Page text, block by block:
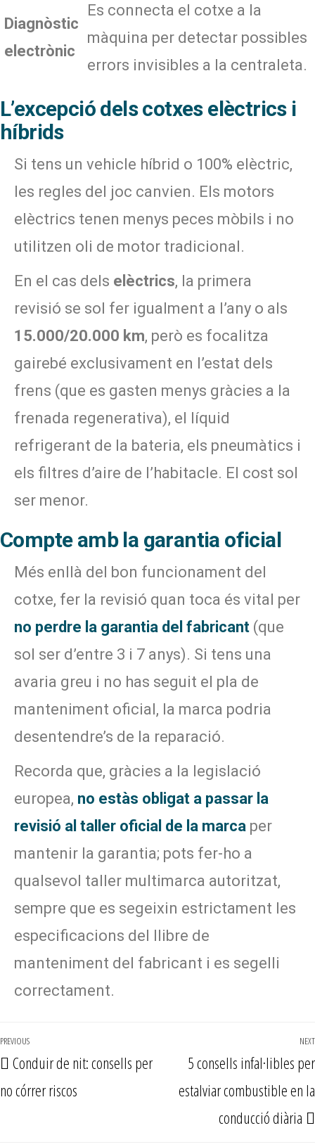
Diagnòstic
electrònic
Es connecta el cotxe a la
màquina per detectar possibles
errors invisibles a la centraleta.
L’excepció dels cotxes elèctrics i
híbrids
Si tens un vehicle híbrid o 100% elèctric,
les regles del joc canvien. Els motors
elèctrics tenen menys peces mòbils i no
utilitzen oli de motor tradicional.
En el cas dels elèctrics, la primera
revisió se sol fer igualment a l’any o als
15.000/20.000 km, però es focalitza
gairebé exclusivament en l’estat dels
frens (que es gasten menys gràcies a la
frenada regenerativa), el líquid
refrigerant de la bateria, els pneumàtics i
els filtres d’aire de l’habitacle. El cost sol
ser menor.
Compte amb la garantia oficial
Més enllà del bon funcionament del
cotxe, fer la revisió quan toca és vital per
no perdre la garantia del fabricant (que
sol ser d’entre 3 i 7 anys). Si tens una
avaria greu i no has seguit el pla de
manteniment oficial, la marca podria
desentendre’s de la reparació.
Recorda que, gràcies a la legislació
europea, no estàs obligat a passar la
revisió al taller oficial de la marca per
mantenir la garantia; pots fer-ho a
qualsevol taller multimarca autoritzat,
sempre que es segeixin estrictament les
especificacions del llibre de
manteniment del fabricant i es segelli
correctament.
PREVIOUS
Conduir de nit: consells per
no córrer riscos
NEXT
5 consells infal·libles per
estalviar combustible en la
conducció diària